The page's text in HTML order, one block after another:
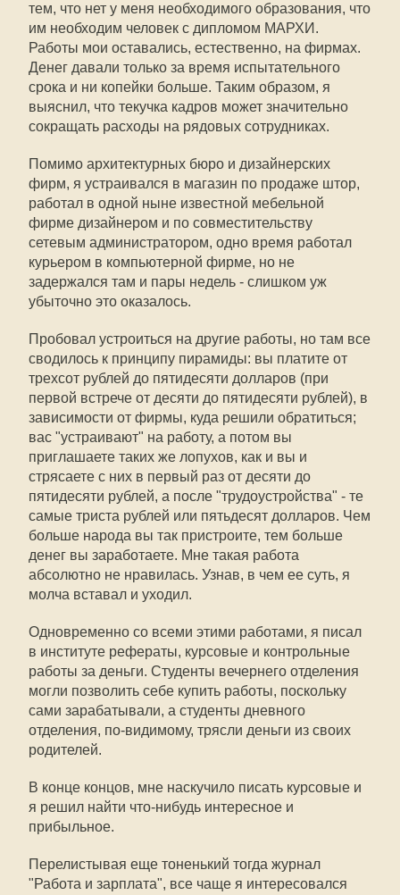
тем, что нет у меня необходимого образования, что
им необходим человек с дипломом МАРХИ.
Работы мои оставались, естественно, на фирмах.
Денег давали только за время испытательного
срока и ни копейки больше. Таким образом, я
выяснил, что текучка кадров может значительно
сокращать расходы на рядовых сотрудниках.
Помимо архитектурных бюро и дизайнерских
фирм, я устраивался в магазин по продаже штор,
работал в одной ныне известной мебельной
фирме дизайнером и по совместительству
сетевым администратором, одно время работал
курьером в компьютерной фирме, но не
задержался там и пары недель - слишком уж
убыточно это оказалось.
Пробовал устроиться на другие работы, но там все
сводилось к принципу пирамиды: вы платите от
трехсот рублей до пятидесяти долларов (при
первой встрече от десяти до пятидесяти рублей), в
зависимости от фирмы, куда решили обратиться;
вас "устраивают" на работу, а потом вы
приглашаете таких же лопухов, как и вы и
стрясаете с них в первый раз от десяти до
пятидесяти рублей, а после "трудоустройства" - те
самые триста рублей или пятьдесят долларов. Чем
больше народа вы так пристроите, тем больше
денег вы заработаете. Мне такая работа
абсолютно не нравилась. Узнав, в чем ее суть, я
молча вставал и уходил.
Одновременно со всеми этими работами, я писал
в институте рефераты, курсовые и контрольные
работы за деньги. Студенты вечернего отделения
могли позволить себе купить работы, поскольку
сами зарабатывали, а студенты дневного
отделения, по-видимому, трясли деньги из своих
родителей.
В конце концов, мне наскучило писать курсовые и
я решил найти что-нибудь интересное и
прибыльное.
Перелистывая еще тоненький тогда журнал
"Работа и зарплата", все чаще я интересовался